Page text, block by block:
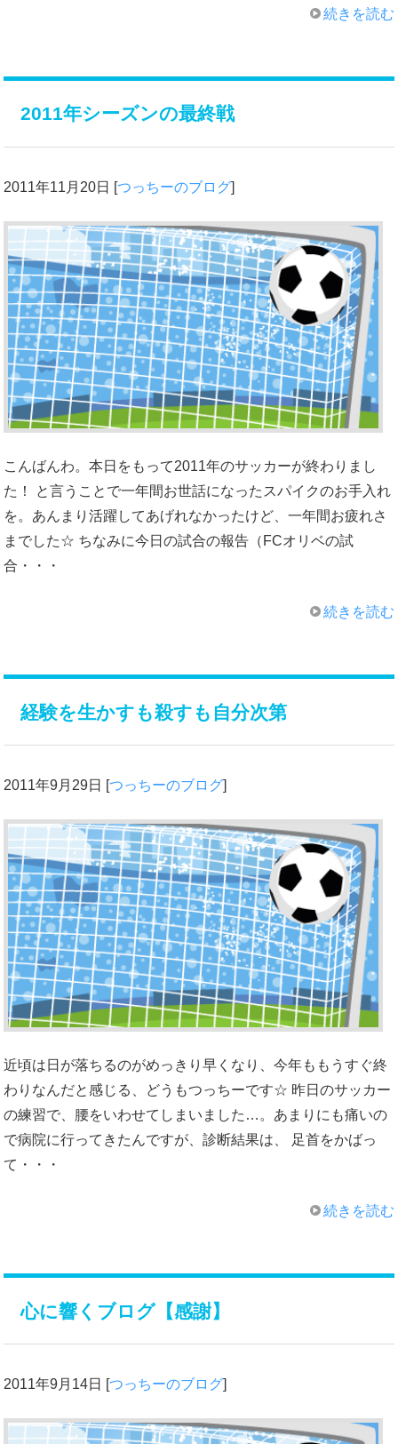
続きを読む
2011年シーズンの最終戦
2011年11月20日 [つっちーのブログ]
こんばんわ。本日をもって2011年のサッカーが終わりまし
た！ と言うことで一年間お世話になったスパイクのお手入れ
を。あんまり活躍してあげれなかったけど、一年間お疲れさ
までした☆ ちなみに今日の試合の報告（FCオリベの試
合・・・
続きを読む
経験を生かすも殺すも自分次第
2011年9月29日 [つっちーのブログ]
近頃は日が落ちるのがめっきり早くなり、今年ももうすぐ終
わりなんだと感じる、どうもつっちーです☆ 昨日のサッカー
の練習で、腰をいわせてしまいました…。あまりにも痛いの
で病院に行ってきたんですが、診断結果は、 足首をかばっ
て・・・
続きを読む
心に響くブログ【感謝】
2011年9月14日 [つっちーのブログ]